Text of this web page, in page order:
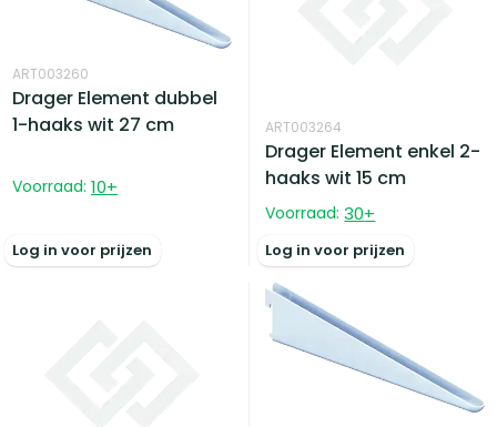
ART003260
Drager Element dubbel
1-haaks wit 27 cm
Voorraad: 10+
Log in voor prijzen
ART003264
Drager Element enkel 2-
haaks wit 15 cm
Voorraad: 30+
Log in voor prijzen